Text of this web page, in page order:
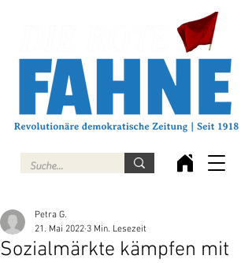
Sozialmärkte kämpfen mit
Petra G.
21. Mai 2022 3 Min. Lesezeit